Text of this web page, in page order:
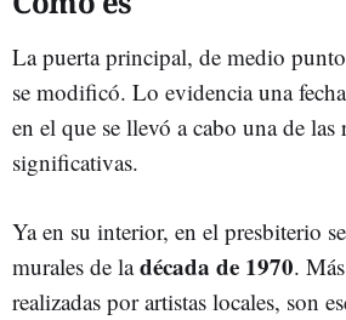
La puerta principal, de medio
se modificó. Lo evidencia una
en el que se llevó a cabo una de las
significativas.
Ya en su interior, en el presbiterio
murales de ladécada de 1970.
realizadas por artistas locales, son